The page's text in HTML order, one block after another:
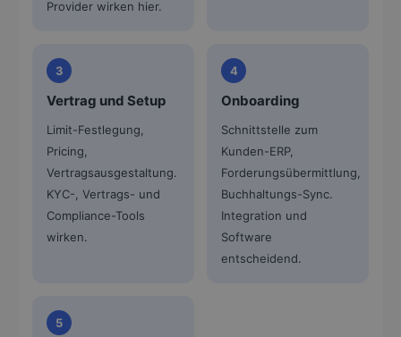
Provider wirken hier.
3
Vertrag und Setup
Limit-Festlegung,
Pricing,
Vertragsausgestaltung.
KYC-, Vertrags- und
Compliance-Tools
wirken.
4
Onboarding
Schnittstelle zum
Kunden-ERP,
Forderungsübermittlung,
Buchhaltungs-Sync.
Integration und
Software
entscheidend.
5